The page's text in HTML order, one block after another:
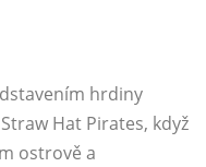
hrdiny
Hat Pirates, když
ostrově a